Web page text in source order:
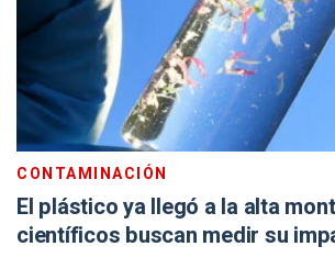
CONTAMINACIÓN
El plástico ya llegó a la alta
científicos buscan medir su